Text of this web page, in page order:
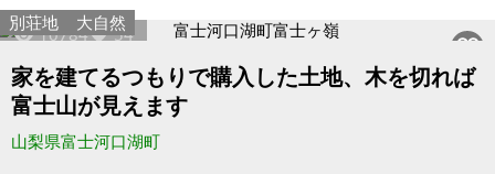
は、別荘もしくは定住として利用いただける方にお譲りできれ
ば幸いです。※民泊利用は不可、比較的近い距離にドッグラン
がある公園がございますので、犬と滞在したり暮らしたりする
にもよろしいかと思います。 中央自動車道「河口湖IC」から車
で約25分、道の駅 朝霧
10784 54
別荘地 大自然
家を建てるつもりで購入した土地、木を切れば
富士山が見えます
山梨県富士河口湖町